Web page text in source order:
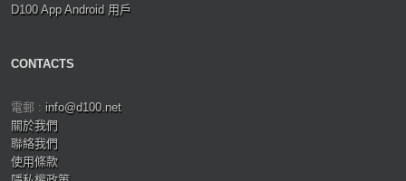
D100 App Android 用戶
CONTACTS
電郵 : info@d100.net
關於我們
聯絡我們
使用條款